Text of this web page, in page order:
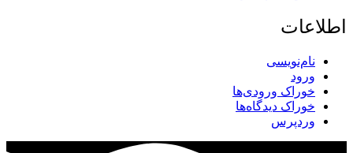
اطلاعات
نام‌نویسی
ورود
خوراک ورودی‌ها
خوراک دیدگاه‌ها
وردپرس